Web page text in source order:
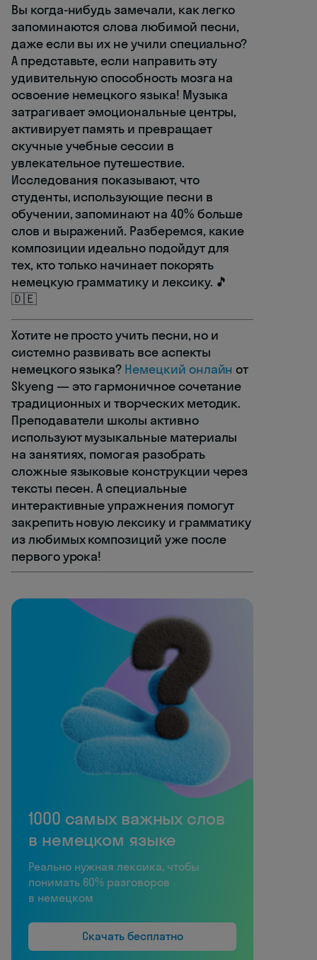
Вы когда-нибудь замечали, как легко
запоминаются слова любимой песни,
даже если вы их не учили специально?
А представьте, если направить эту
удивительную способность мозга на
освоение немецкого языка! Музыка
затрагивает эмоциональные центры,
активирует память и превращает
скучные учебные сессии в
увлекательное путешествие.
Исследования показывают, что
студенты, использующие песни в
обучении, запоминают на 40% больше
слов и выражений. Разберемся, какие
композиции идеально подойдут для
тех, кто только начинает покорять
немецкую грамматику и лексику. 🎵
🇩🇪
Хотите не просто учить песни, но и
системно развивать все аспекты
немецкого языка? Немецкий онлайн от
Skyeng — это гармоничное сочетание
традиционных и творческих методик.
Преподаватели школы активно
используют музыкальные материалы
на занятиях, помогая разобрать
сложные языковые конструкции через
тексты песен. А специальные
интерактивные упражнения помогут
закрепить новую лексику и грамматику
из любимых композиций уже после
первого урока!
1000 самых важных слов
в немецком языке
Реально нужная лексика, чтобы
понимать 60% разговоров
в немецком
Скачать бесплатно